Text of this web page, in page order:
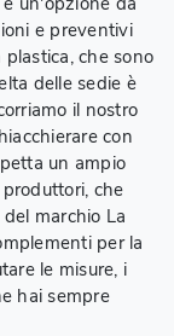
e preventivi
che sono
delle sedie è
il nostro
con
un ampio
che
marchio La
per la
le misure, i
hai sempre